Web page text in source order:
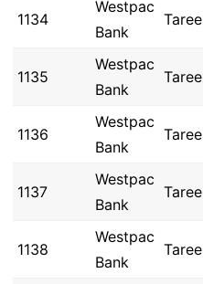
1134
Westpac
Bank
Taree
1135
Westpac
Bank
Taree
1136
Westpac
Bank
Taree
1137
Westpac
Bank
Taree
1138
Westpac
Bank
Taree